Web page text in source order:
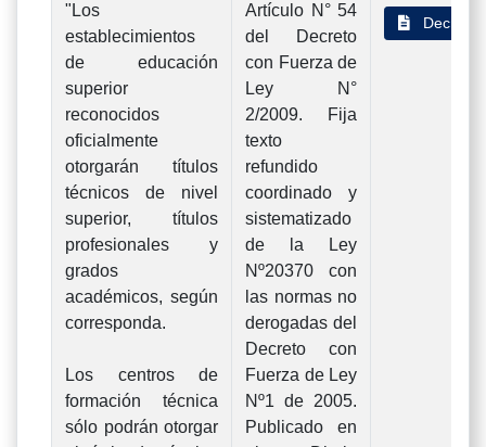
"Los
establecimientos
de educación
superior
reconocidos
oficialmente
otorgarán títulos
técnicos de nivel
superior, títulos
profesionales y
grados
académicos, según
corresponda.
Los centros de
formación técnica
sólo podrán otorgar
Artículo N° 54
del Decreto
con Fuerza de
Ley N°
2/2009. Fija
texto
refundido
coordinado y
sistematizado
de la Ley
Nº20370 con
las normas no
derogadas del
Decreto con
Fuerza de Ley
Nº1 de 2005.
Publicado en
Decreto